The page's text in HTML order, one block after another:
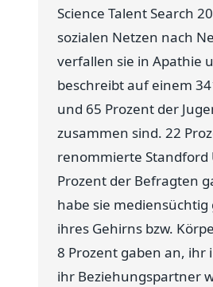
Science Talent Search
sozialen Netzen nach
verfallen sie in Apathie
beschreibt auf einem
und 65 Prozent der
zusammen sind. 22
renommierte Standford
Prozent der Befragten
habe sie
ihres Gehirns bzw.
8 Prozent gaben an, ihr
ihr Beziehungspartner